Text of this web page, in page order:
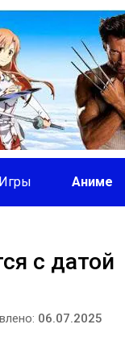
Игры Аниме
с датой
06.07.2025